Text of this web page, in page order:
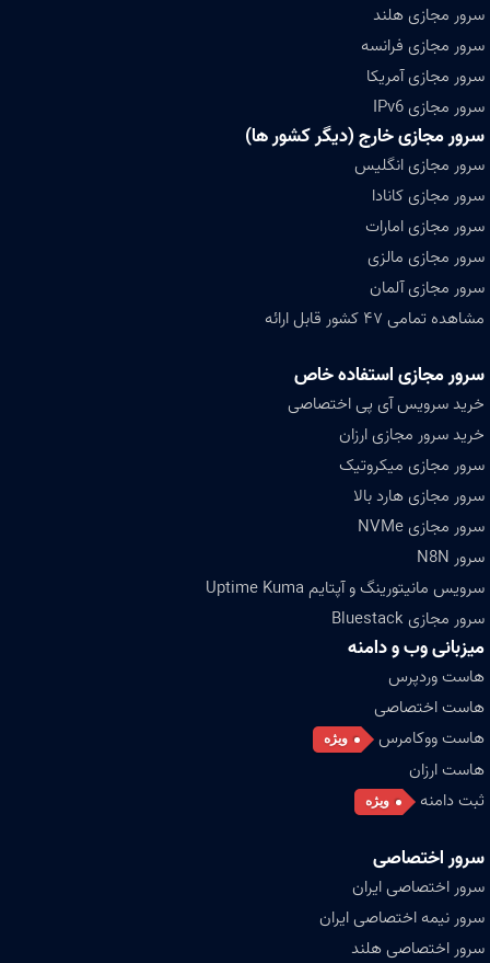
سرور مجازی هلند
سرور مجازی فرانسه
سرور مجازی آمریکا
سرور مجازی IPv6
سرور مجازی خارج (دیگر کشور ها)
سرور مجازی انگلیس
سرور مجازی کانادا
سرور مجازی امارات
سرور مجازی مالزی
سرور مجازی آلمان
مشاهده تمامی ۴۷ کشور قابل ارائه
سرور مجازی استفاده خاص
خرید سرویس آی پی اختصاصی
خرید سرور مجازی ارزان
سرور مجازی میکروتیک
سرور مجازی هارد بالا
سرور مجازی NVMe
سرور N8N
سرویس مانیتورینگ و آپتایم Uptime Kuma
سرور مجازی Bluestack
میزبانی وب و دامنه
هاست وردپرس
هاست اختصاصی
هاست ووکامرس
ویژه
هاست ارزان
ثبت دامنه
ویژه
سرور اختصاصی
سرور اختصاصی ایران
سرور نیمه اختصاصی ایران
سرور اختصاصی هلند